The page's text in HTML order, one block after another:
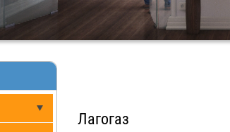
Лагогаз